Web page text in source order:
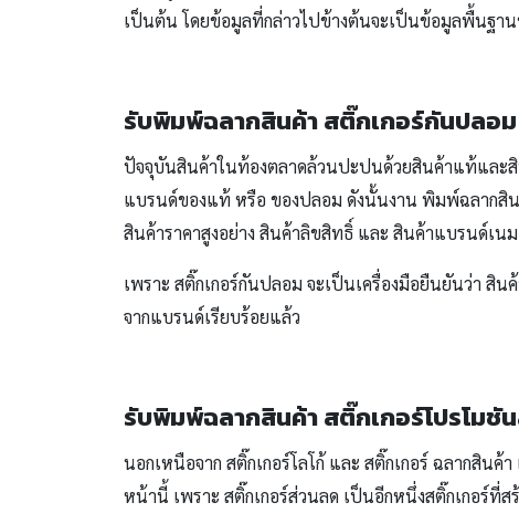
เป็นต้น โดยข้อมูลที่กล่าวไปข้างต้นจะเป็นข้อมูลพื้นฐา
รับพิมพ์ฉลากสินค้าสติ๊กเกอร์กันปลอม
ปัจจุบันสินค้าในท้องตลาดล้วนปะปนด้วยสินค้าแท้และสิ
แบรนด์ของแท้ หรือ ของปลอม ดังนั้นงาน พิมพ์ฉลากสิน
สินค้าราคาสูงอย่าง สินค้าลิขสิทธิ์ และ สินค้าแบรนด์เนม
เพราะ สติ๊กเกอร์กันปลอม จะเป็นเครื่องมือยืนยันว่า
จากแบรนด์เรียบร้อยแล้ว
รับพิมพ์ฉลากสินค้าสติ๊กเกอร์โปรโมชั
นอกเหนือจาก สติ๊กเกอร์โลโก้ และ สติ๊กเกอร์ ฉลากสิน
หน้านี้ เพราะ สติ๊กเกอร์ส่วนลด เป็นอีกหนึ่งสติ๊กเกอร์ที่